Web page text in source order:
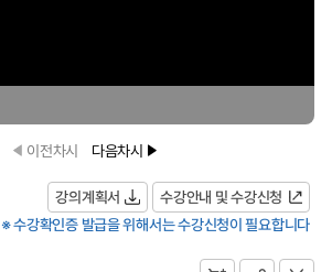
이전차시 다음차시
강의계획서
수강안내 및 수강신청
※ 수강확인증 발급을 위해서는 수강신청이 필요합니다